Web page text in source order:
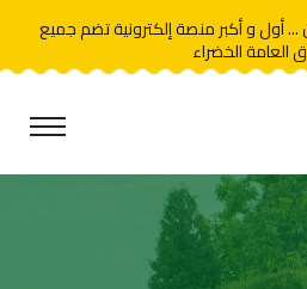
... أول و أكبر منصة إلكترونية تضم جميع
العامة الخضراء